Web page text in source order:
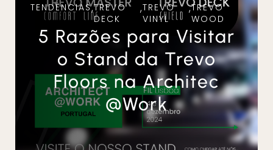
TENDÊNCIAS,TREVO
DECK
,TREVO
VINYL
,TREVO
WOOD
5 Razões para Visitar
o Stand da Trevo
Floors na Architec
@Work